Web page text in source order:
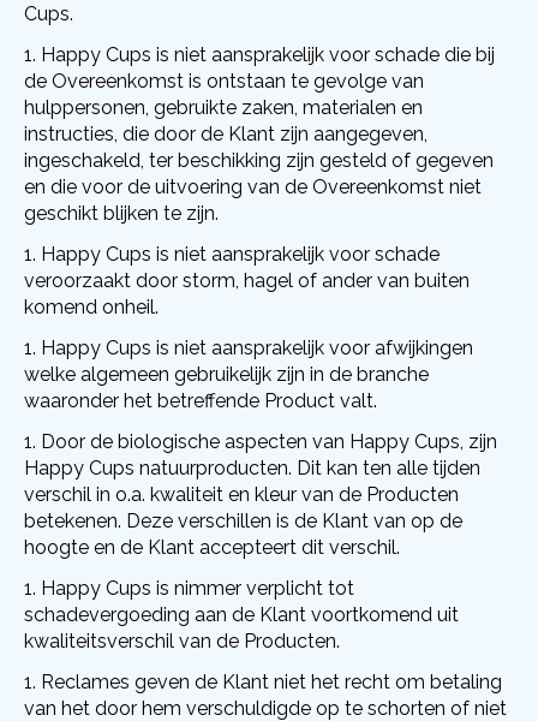
Cups.
Happy Cups is niet aansprakelijk voor schade die bij
de Overeenkomst is ontstaan te gevolge van
hulppersonen, gebruikte zaken, materialen en
instructies, die door de Klant zijn aangegeven,
ingeschakeld, ter beschikking zijn gesteld of gegeven
en die voor de uitvoering van de Overeenkomst niet
geschikt blijken te zijn.
Happy Cups is niet aansprakelijk voor schade
veroorzaakt door storm, hagel of ander van buiten
komend onheil.
Happy Cups is niet aansprakelijk voor afwijkingen
welke algemeen gebruikelijk zijn in de branche
waaronder het betreffende Product valt.
Door de biologische aspecten van Happy Cups, zijn
Happy Cups natuurproducten. Dit kan ten alle tijden
verschil in o.a. kwaliteit en kleur van de Producten
betekenen. Deze verschillen is de Klant van op de
hoogte en de Klant accepteert dit verschil.
Happy Cups is nimmer verplicht tot
schadevergoeding aan de Klant voortkomend uit
kwaliteitsverschil van de Producten.
Reclames geven de Klant niet het recht om betaling
van het door hem verschuldigde op te schorten of niet